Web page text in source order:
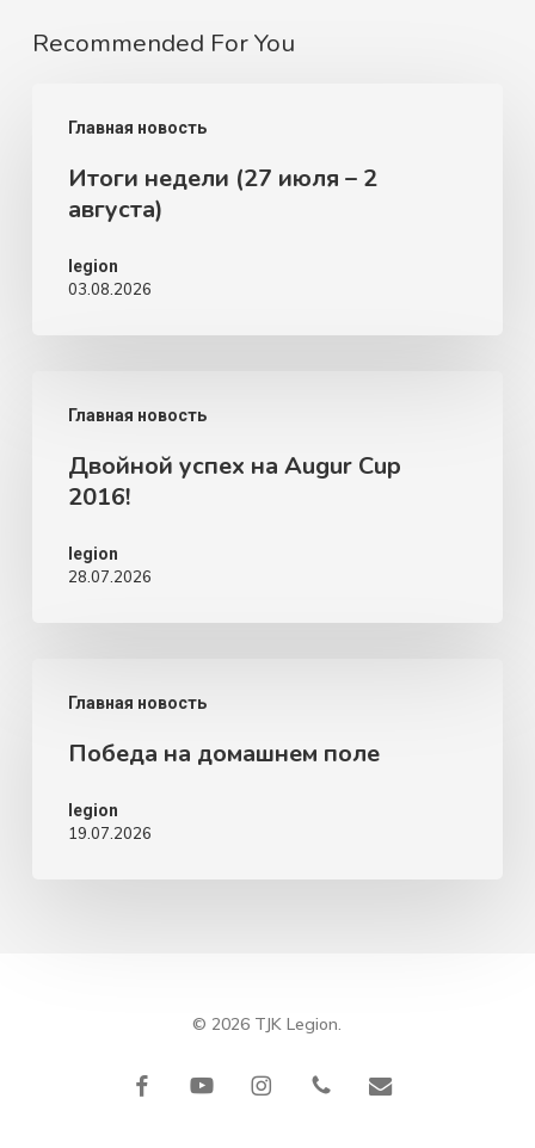
Recommended For You
Главная новость
недели
июля
августа)
Итоги недели (27 июля – 2
августа)
legion
03.08.2026
Главная новость
успех
Augur
2016!
Двойной успех на Augur Cup
2016!
legion
28.07.2026
Главная новость
домашнем
Победа на домашнем поле
legion
19.07.2026
© 2026 TJK Legion.
facebookyoutube instagramphone email